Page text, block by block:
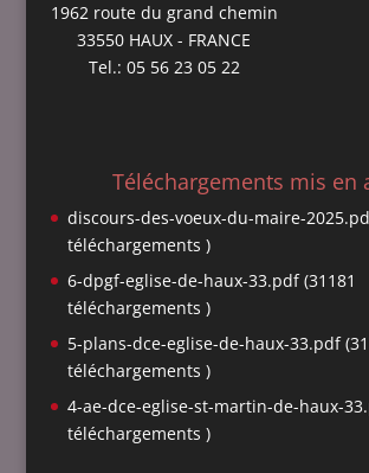
1962 route du grand chemin
33550 HAUX - FRANCE
Tel.: 05 56 23 05 22
Téléchargements mis en
discours-des-voeux-du-maire-
téléchargements )
6-dpgf-eglise-de-haux-33.pdf (31181
téléchargements )
5-plans-dce-eglise-de-haux-33.pdf
téléchargements )
4-ae-dce-eglise-st-martin-de-haux-
téléchargements )